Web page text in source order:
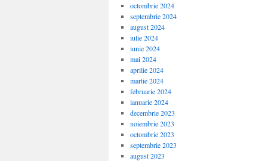
octombrie 2024
septembrie 2024
august 2024
iulie 2024
iunie 2024
mai 2024
aprilie 2024
martie 2024
februarie 2024
ianuarie 2024
decembrie 2023
noiembrie 2023
octombrie 2023
septembrie 2023
august 2023